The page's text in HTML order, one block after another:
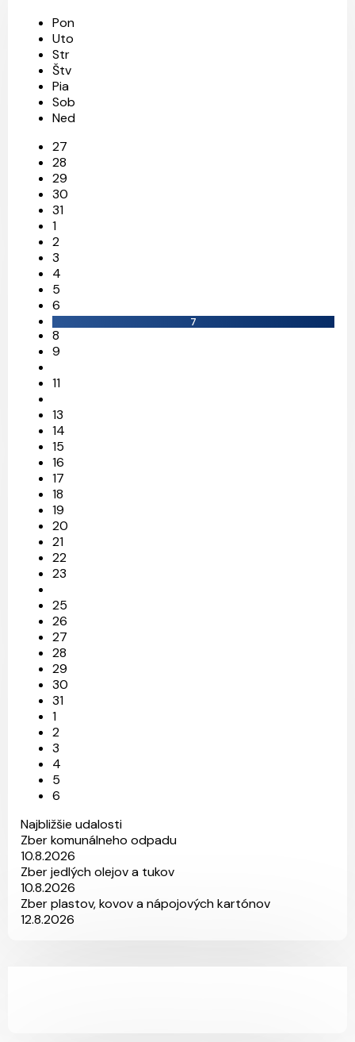
Pon
Uto
Str
Štv
Pia
Sob
Ned
27
28
29
30
31
1
2
3
4
5
6
7
8
9
11
13
14
15
16
17
18
19
20
21
22
23
25
26
27
28
29
30
31
1
2
3
4
5
6
Najbližšie udalosti
Zber komunálneho odpadu
10.8.2026
Zber jedlých olejov a tukov
10.8.2026
Zber plastov, kovov a nápojových kartónov
12.8.2026